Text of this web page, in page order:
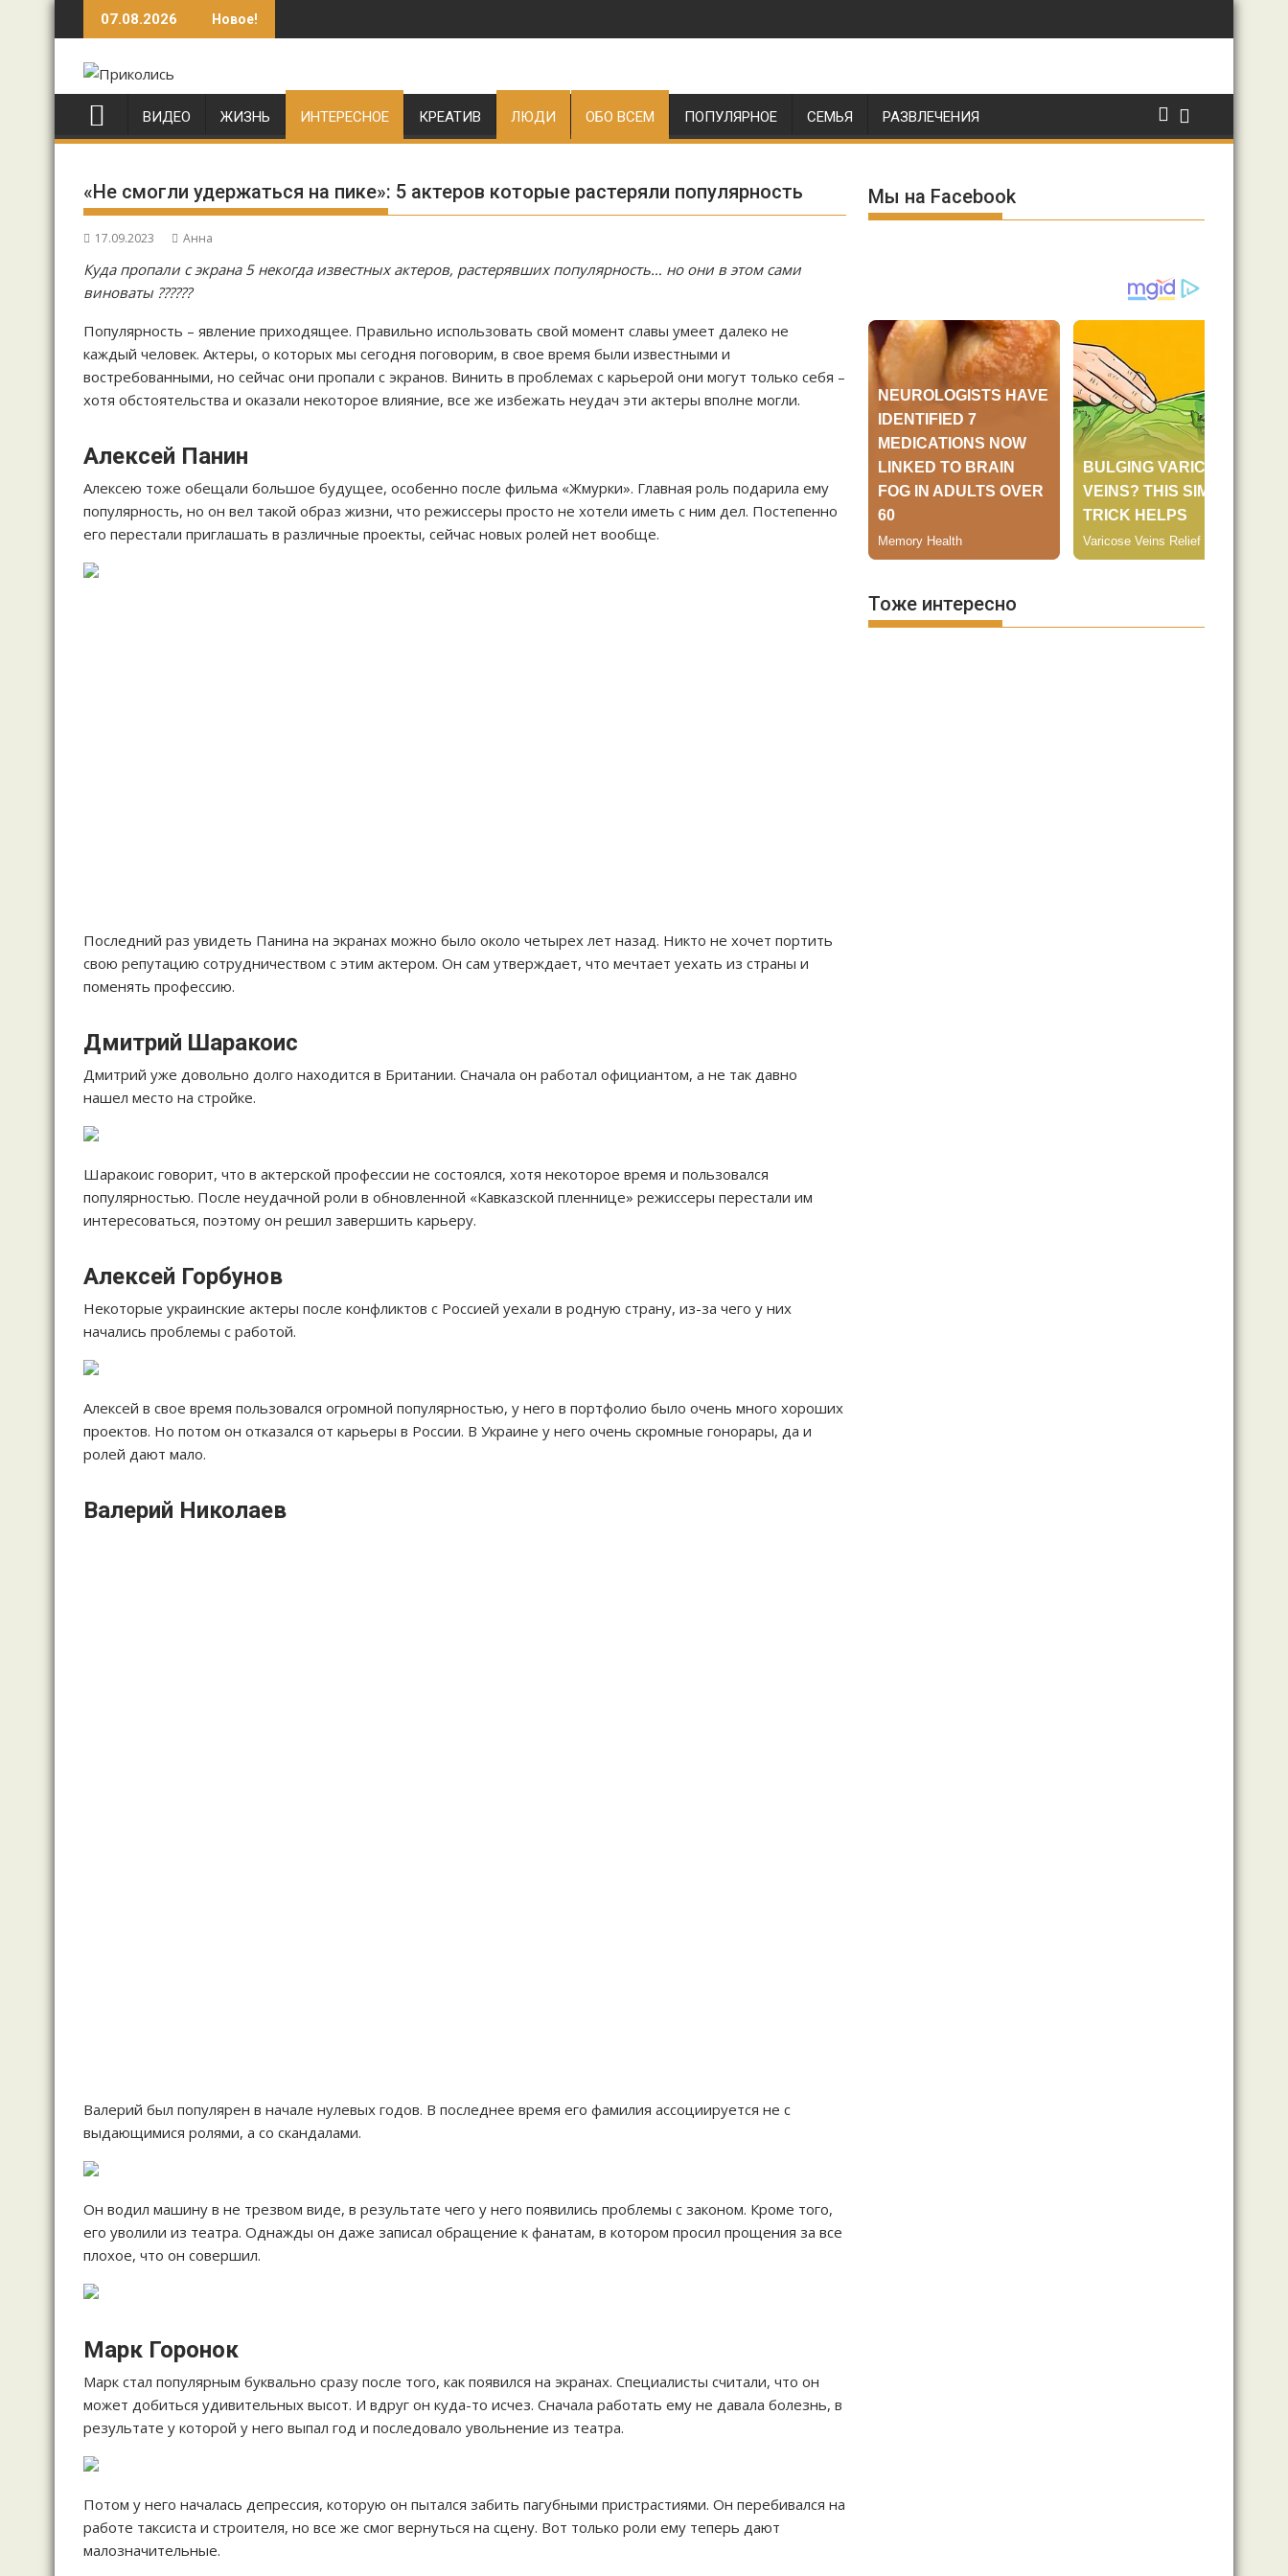
Перейти
к
07.08.2026 Новое!
ВИДЕО ЖИЗНЬ ИНТЕРЕСНОЕ КРЕАТИВ ЛЮДИ ОБО ВСЕМ ПОПУЛЯРНОЕ СЕМЬЯ РАЗВЛЕЧЕНИЯ
«Не смогли удержаться на пике»: 5 актеров которые растеряли популярность
17.09.2023 Анна
Куда пропали с экрана 5 некогда известных актеров, растерявших популярность… но они в этом сами
виноваты ??????
Популярность – явление приходящее. Правильно использовать свой момент славы умеет далеко не
каждый человек. Актеры, о которых мы сегодня поговорим, в свое время были известными и
востребованными, но сейчас они пропали с экранов. Винить в проблемах с карьерой они могут только себя –
хотя обстоятельства и оказали некоторое влияние, все же избежать неудач эти актеры вполне могли.
Алексей Панин
Алексею тоже обещали большое будущее, особенно после фильма «Жмурки». Главная роль подарила ему
популярность, но он вел такой образ жизни, что режиссеры просто не хотели иметь с ним дел. Постепенно
его перестали приглашать в различные проекты, сейчас новых ролей нет вообще.
Последний раз увидеть Панина на экранах можно было около четырех лет назад. Никто не хочет портить
свою репутацию сотрудничеством с этим актером. Он сам утверждает, что мечтает уехать из страны и
поменять профессию.
Дмитрий Шаракоис
Дмитрий уже довольно долго находится в Британии. Сначала он работал официантом, а не так давно
нашел место на стройке.
Шаракоис говорит, что в актерской профессии не состоялся, хотя некоторое время и пользовался
популярностью. После неудачной роли в обновленной «Кавказской пленнице» режиссеры перестали им
интересоваться, поэтому он решил завершить карьеру.
Алексей Горбунов
Некоторые украинские актеры после конфликтов с Россией уехали в родную страну, из-за чего у них
начались проблемы с работой.
Алексей в свое время пользовался огромной популярностью, у него в портфолио было очень много хороших
проектов. Но потом он отказался от карьеры в России. В Украине у него очень скромные гонорары, да и
ролей дают мало.
Валерий Николаев
Валерий был популярен в начале нулевых годов. В последнее время его фамилия ассоциируется не с
выдающимися ролями, а со скандалами.
Он водил машину в не трезвом виде, в результате чего у него появились проблемы с законом. Кроме того,
его уволили из театра. Однажды он даже записал обращение к фанатам, в котором просил прощения за все
плохое, что он совершил.
Марк Горонок
Марк стал популярным буквально сразу после того, как появился на экранах. Специалисты считали, что он
может добиться удивительных высот. И вдруг он куда-то исчез. Сначала работать ему не давала болезнь, в
результате у которой у него выпал год и последовало увольнение из театра.
Потом у него началась депрессия, которую он пытался забить пагубными пристрастиями. Он перебивался на
работе таксиста и строителя, но все же смог вернуться на сцену. Вот только роли ему теперь дают
малозначительные.
Мы на Facebook
Тоже интересно